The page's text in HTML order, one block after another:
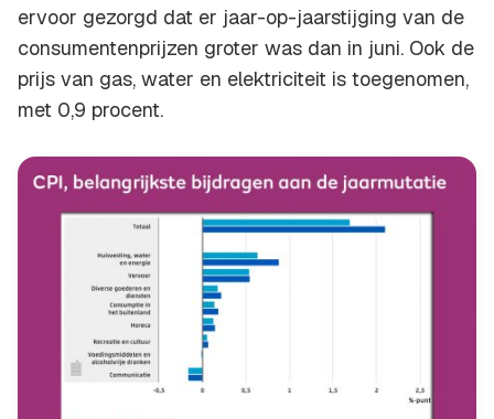
ervoor gezorgd dat er jaar-op-jaarstijging van de
consumentenprijzen groter was dan in juni. Ook de
prijs van gas, water en elektriciteit is toegenomen,
met 0,9 procent.